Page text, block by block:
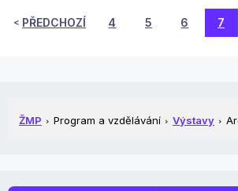
PŘEDCHOZÍ 4 5 6 7
ŽMP Program a vzdělávání Výstavy